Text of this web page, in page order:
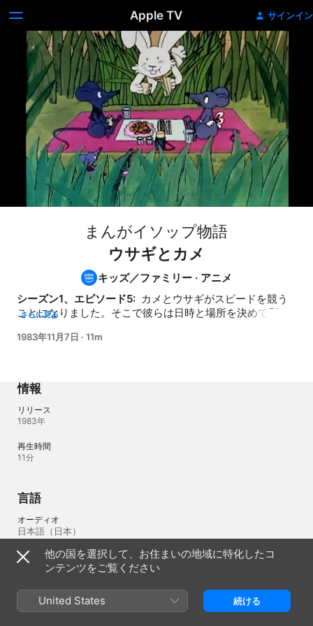
Apple TV サインイン
まんがイソップ物語
ウサギとカメ
キッズ／ファミリー · アニメ
シーズン1、エピソード5: カメとウサギがスピードを競う
ことになりました。そこで彼らは日時と場所を決めて別れ
走ることをおろそかにし、道をそれて眠ってしまいまし
追い越し、先にゴールに到着するのでした。
さらに見る
1983年11月7日 · 11m
情報
リリース
1983年
再生時間
11分
言語
オーディオ
Copyright © 2026 Apple Inc.
All rights reserved.
他の国を選択して、お住まいの地域に特化したコ
ンテンツをご覧ください
United States 続ける